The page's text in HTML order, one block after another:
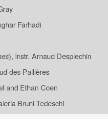
Farhadi
), instr. Arnaud Desplechin
des Pallières
and Ethan Coen
Bruni-Tedeschi